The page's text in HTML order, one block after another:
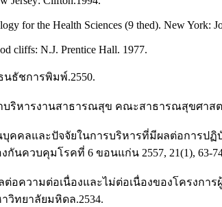
for the Health Sciences (9 thed). New York:
cliffs: N.J. Prentice Hall. 1977.
นธัชการพิมพ์.2550.
ริหารงานสาธารณสุข คณะสาธารณสุขศาส
คลและปัจจัยในการบริหารที่มีผลต่อการป
นควบคุมโรคที่ 6 ขอนแก่น 2557, 21(1), 63-
อความต่อเนื่องและไม่ต่อเนื่องของโครงก
ทยาลัยมหิดล.2534.